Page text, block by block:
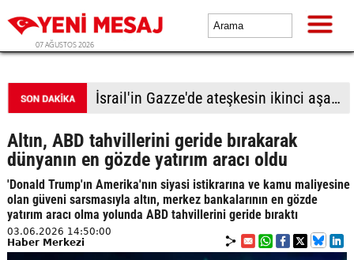
07 AĞUSTOS 2026
İsrail'in Gazze'de ateşkesin ikinci aşamasının uygulanmasına ilişkin yeni yol haritasını reddettiği bildirildi
Altın, ABD tahvillerini geride bırakarak
dünyanın en gözde yatırım aracı oldu
'Donald Trump'ın Amerika'nın siyasi istikrarına ve kamu maliyesine
olan güveni sarsmasıyla altın, merkez bankalarının en gözde
yatırım aracı olma yolunda ABD tahvillerini geride bıraktı
03.06.2026 14:50:00
Haber Merkezi